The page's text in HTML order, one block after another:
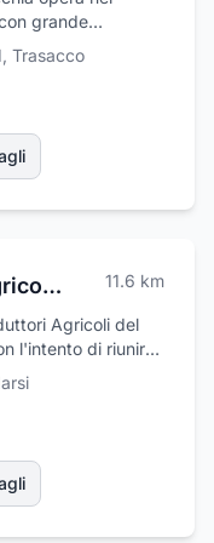
grande
È
che
al restauro
cucine su misura
solo per interni
gazebo, tetti e
e zanzariere, porte
a
nella scelta dei
Per
il sito
, Trasacco
P.A.F. Produttori Agricoli del Fucino 11.6 km
Agricoli del
l'intento di riunire
le capacità
una
del
prevalente
coltivazione, la
la lavorazione, la